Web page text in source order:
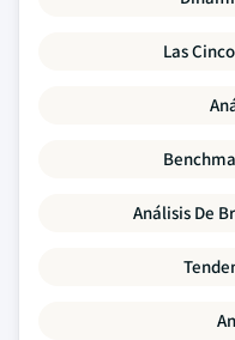
Las
Análisis De